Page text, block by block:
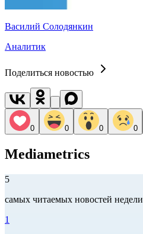
Василий Солодянкин
Аналитик
Поделиться новостью
0 0 0 0
Mediametrics
5
самых читаемых новостей недели
1